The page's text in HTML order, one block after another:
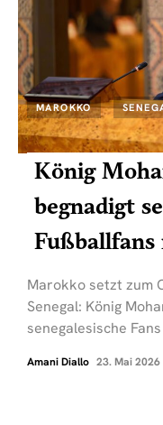
MAROKKO
König
begnadigt
Marokko setzt zum
Senegal: König
senegalesische
Amani Diallo 23. Mai 2026